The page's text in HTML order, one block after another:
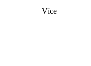
Více